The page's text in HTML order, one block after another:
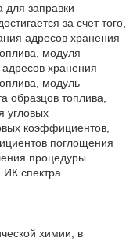
для заправки
за счет того,
адресов хранения
модуля
хранения
модуль
образцов топлива,
угловых
коэффициентов,
поглощения
процедуры
спектра
химии, в